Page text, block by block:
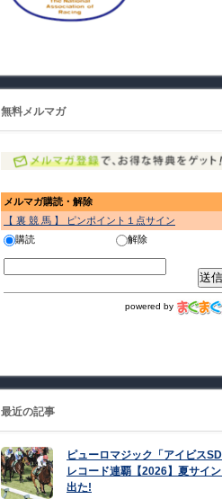
無料メルマガ
メルマガ購読・解除
【 裏 競 馬 】 ピンポイント１点サイン
購読
解除
powered by
最近の記事
ピューロマジック「アイビスSD
レコード連覇【2026】夏サイ
出た!